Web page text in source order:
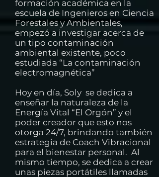
formación académica en la
escuela de Ingenieros en Ciencia
Forestales y Ambientales,
empezó a investigar acerca de
un tipo contaminación
ambiental existente, poco
estudiada “La contaminación
electromagnética”
Hoy en día, Soly se dedica a
enseñar la naturaleza de la
Energía Vital “El Orgón” y el
poder creador que esto nos
otorga 24/7, brindando también
estrategia de Coach Vibracional
para el bienestar personal. Al
mismo tiempo, se dedica a crear
unas piezas portátiles llamadas